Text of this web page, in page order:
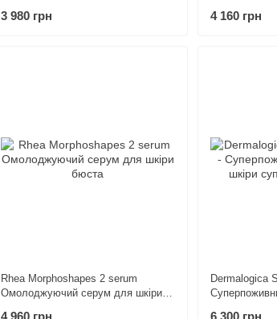
3 980 грн 4 160 грн
Rhea Morphoshapes 2 serum
Омолоджуючий серум для шкіри
4 960 грн
Dermalogica
6 300 грн